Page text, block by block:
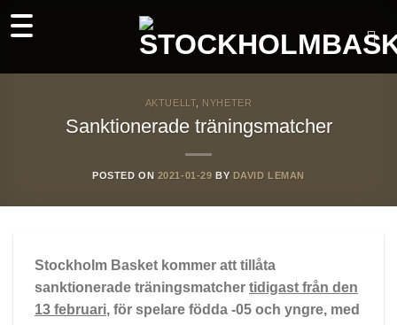
to
AKTUELLT, NYHETER
Sanktionerade träningsmatcher
POSTED ON 2021-01-29 BY DAVID LEMAN
Stockholm Basket kommer att tillåta
sanktionerade träningsmatcher tidigast från den
13 februari, för spelare födda -05 och yngre, med